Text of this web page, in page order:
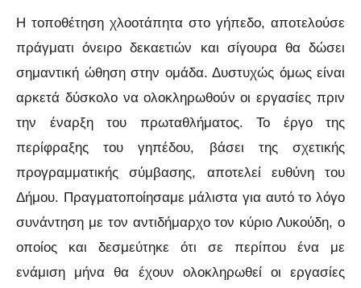
Η τοποθέτηση χλοοτάπητα στο γήπεδο, αποτελούσε
πράγματι όνειρο δεκαετιών και σίγουρα θα δώσει
σημαντική ώθηση στην ομάδα. Δυστυχώς όμως είναι
αρκετά δύσκολο να ολοκληρωθούν οι εργασίες πριν
την έναρξη του πρωταθλήματος. Το έργο της
περίφραξης του γηπέδου, βάσει της σχετικής
προγραμματικής σύμβασης, αποτελεί ευθύνη του
Δήμου. Πραγματοποίησαμε μάλιστα για αυτό το λόγο
συνάντηση με τον αντιδήμαρχο τον κύριο Λυκούδη, ο
οποίος και δεσμεύτηκε ότι σε περίπου ένα με
ενάμιση μήνα θα έχουν ολοκληρωθεί οι εργασίες